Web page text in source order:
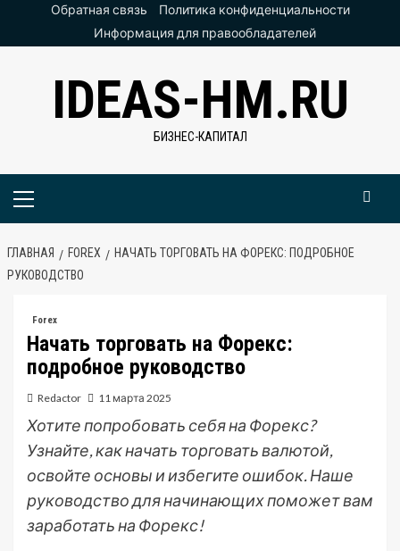
ПерейтиОбратная связь
Политика конфиденциальности
Информация для правообладателей
IDEAS-HM.RU
БИЗНЕС-КАПИТАЛ
Основное
ГЛАВНАЯ FOREX
НАЧАТЬ ТОРГОВАТЬ НА ФОРЕКС: ПОДРОБНОЕ
РУКОВОДСТВО
Forex
Начать торговать на Форекс:
подробное руководство
Redactor 11 марта 2025
Хотите попробовать себя на Форекс?
Узнайте, как начать торговать валютой,
освойте основы и избегите ошибок. Наше
руководство для начинающих поможет вам
заработать на Форекс!